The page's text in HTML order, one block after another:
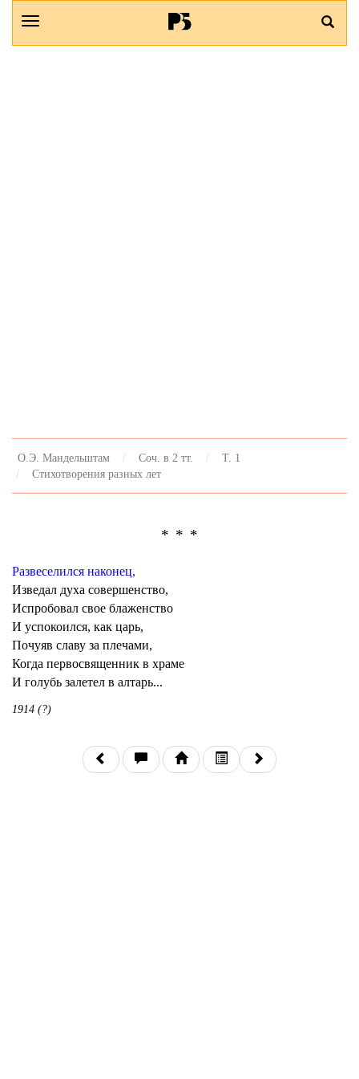
О.Э. Мандельштам Соч. в 2 тт.
Т. 1
Стихотворения разных лет
* * *
Развеселился наконец,
Изведал духа совершенство,
Испробовал свое блаженство
И успокоился, как царь,
Почуяв славу за плечами,
Когда первосвященник в храме
И голубь залетел в алтарь...
1914 (?)